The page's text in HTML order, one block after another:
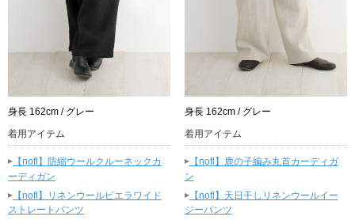
身長 162cm / グレー
着用アイテム
▸ 【nofl】防縮ウールクルーネックカ
ーディガン
▸ 【nofl】リネンウールビエラワイド
ストレートパンツ
身長 162cm / グレー
着用アイテム
▸【nofl】鹿の子編み丸首カーディガ
ン
▸【nofl】天日干しリネンウールイー
ジーパンツ